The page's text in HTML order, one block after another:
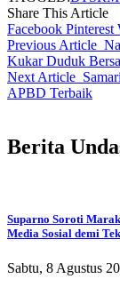
Share This Article
Facebook Pinterest
Previous Article
Kukar Duduk
Next Article
APBD Terbaik
Berita
Suparno Soroti
Media Sosial demi
Sabtu, 8 Agustus